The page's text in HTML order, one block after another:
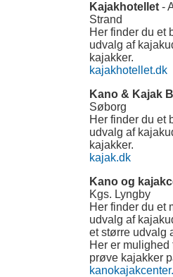
Kajakhotellet -
Strand
Her finder du et
udvalg af
kajakker.
kajakhotellet.dk
Kano & Kajak
Søborg
Her finder du et
udvalg af
kajakker.
kajak.dk
Kano og
Kgs. Lyngby
Her finder du et
udvalg af
et større udvalg
Her er mulighed
prøve kajakker